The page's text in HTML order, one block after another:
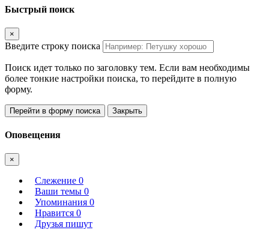
Быстрый поиск
×
Введите строку поиска
Поиск идет только по заголовку тем. Если вам необходимы
более тонкие настройки поиска, то перейдите в полную
форму.
Перейти в форму поиска Закрыть
Оповещения
×
Слежение 0
Ваши темы 0
Упоминания 0
Нравится 0
Друзья пишут